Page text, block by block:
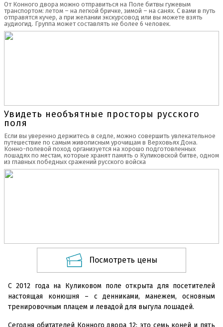
От Конного двора можно отправиться на Поле битвы гужевым
транспортом: летом – на легкой бричке, зимой – на санях. С вами в путь
отправятся кучер, а при желании экскурсовод или вы можете взять
аудиогид. Группа может составлять не более 6 человек.
Увидеть необъятные просторы русского
поля
Если вы уверенно держитесь в седле, можно совершить увлекательное
путешествие по самым живописным урочищам в Верховьях Дона.
Конно-полевой поход организуется на хорошо подготовленных
лошадях по местам, которые хранят память о Куликовской битве, одном
из главных победных сражений русского войска
Посмотреть цены
С 2012 года на Куликовом поле открыта для посетителей
настоящая конюшня – с денниками, манежем, основным
тренировочным плацем и левадой для выгула лошадей.
Сегодня обитателей Конного двора 12: это семь коней и пять